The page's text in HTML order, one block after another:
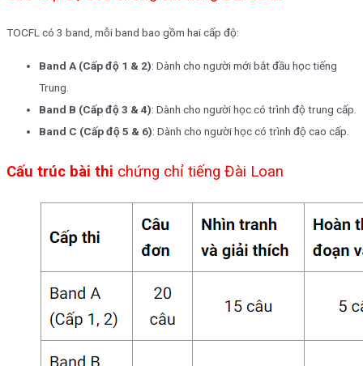
TOCFL có 3 band, mỗi band bao gồm hai cấp độ:
Band A (Cấp độ 1 & 2): Dành cho người mới bắt đầu học tiếng
Trung.
Band B (Cấp độ 3 & 4): Dành cho người học có trình độ trung cấp.
Band C (Cấp độ 5 & 6): Dành cho người học có trình độ cao cấp.
Cấu trúc bài thi chứng chỉ tiếng Đài Loan